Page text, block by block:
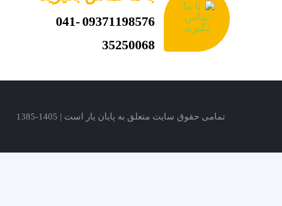
09371198576
041-
35250068
تمامی حقوق سایت متعلق به پایان یار است | 1405-1385